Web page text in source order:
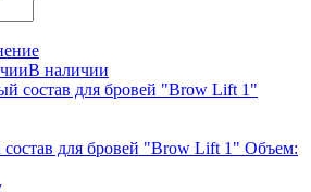
В наличии
для бровей "Brow Lift 1" Объем: